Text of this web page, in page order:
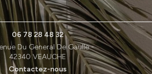
06 78 28 48 32
Du General De Gaulle -
42340 VEAUCHE
Contactez-nous